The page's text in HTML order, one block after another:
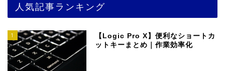
人気記事ランキング
1
【Logic Pro X】便利なショートカ
ットキーまとめ｜作業効率化